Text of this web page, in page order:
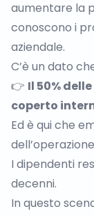
aumentare la
conoscono i
aziendale.
C’è un dato
👉 Il 50%
coperto
Ed è qui che
I dipendenti
decenni.
In questo